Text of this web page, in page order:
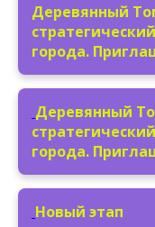
Деревянный
города.
Деревянный
города.
Новый этап